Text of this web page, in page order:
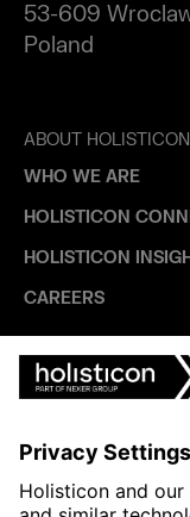
53-609
Poland
ABOUT HOLISTICON
WHO WE ARE
HOLISTICON
HOLISTICON
CAREERS
INDUSTRIES
HEALTHTECH &
LIFE SCIENCES